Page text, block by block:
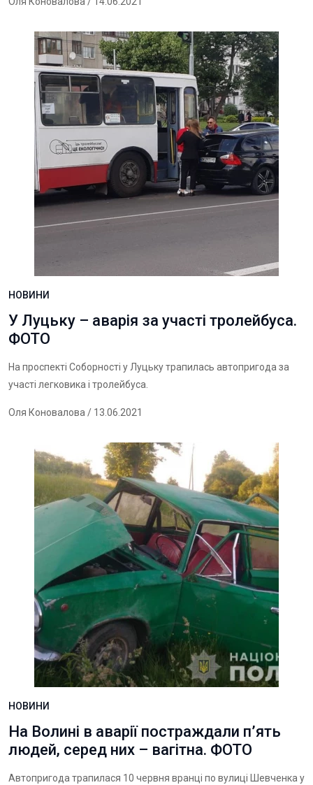
НОВИНИ
У Луцьку – аварія за участі тролейбуса.
ФОТО
На проспекті Соборності у Луцьку трапилась автопригода за
участі легковика і тролейбуса.
Оля Коновалова / 13.06.2021
НОВИНИ
На Волині в аварії постраждали п’ять
людей, серед них – вагітна. ФОТО
Автопригода трапилася 10 червня вранці по вулиці Шевченка у